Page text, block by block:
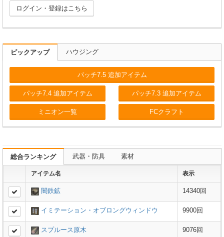
ログイン・登録はこちら
ピックアップ ハウジング
パッチ7.5 追加アイテム
パッチ7.4 追加アイテム
ミニオン一覧
パッチ7.3 追加アイテム
FCクラフト
総合ランキング 武器・防具 素材
アイテム名 表示
闇鉄鉱 14340回
イミテーション・オブロングウィンドウ 9900回
スプルース原木 9076回